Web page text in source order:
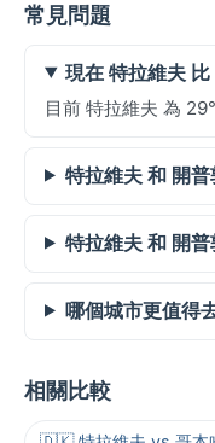
常見問題
現在 特拉維夫 比
目前 特拉維夫 為
特拉維夫 和 開普
特拉維夫 和 開
哪個城市更值得
相關比較